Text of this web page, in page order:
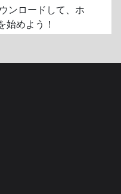
ンロードして、ホ
始めよう！